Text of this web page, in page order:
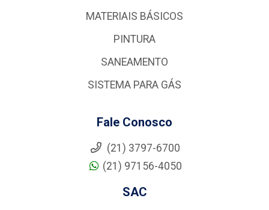
MATERIAIS BÁSICOS
PINTURA
SANEAMENTO
SISTEMA PARA GÁS
Fale Conosco
(21) 3797-6700
(21) 97156-4050
SAC